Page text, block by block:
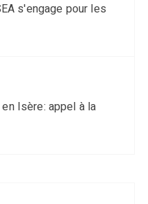
s'engage pour les
Isère: appel à la